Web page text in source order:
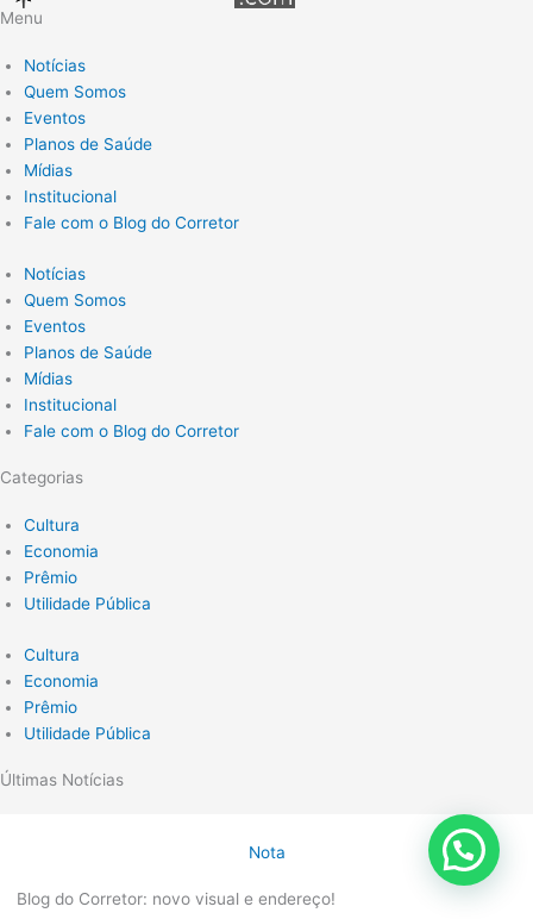
Menu
Notícias
Quem Somos
Eventos
Planos de Saúde
Mídias
Institucional
Fale com o Blog do Corretor
Notícias
Quem Somos
Eventos
Planos de Saúde
Mídias
Institucional
Fale com o Blog do Corretor
Categorias
Cultura
Economia
Prêmio
Utilidade Pública
Cultura
Economia
Prêmio
Utilidade Pública
Últimas Notícias
Nota
Blog do Corretor: novo visual e endereço!